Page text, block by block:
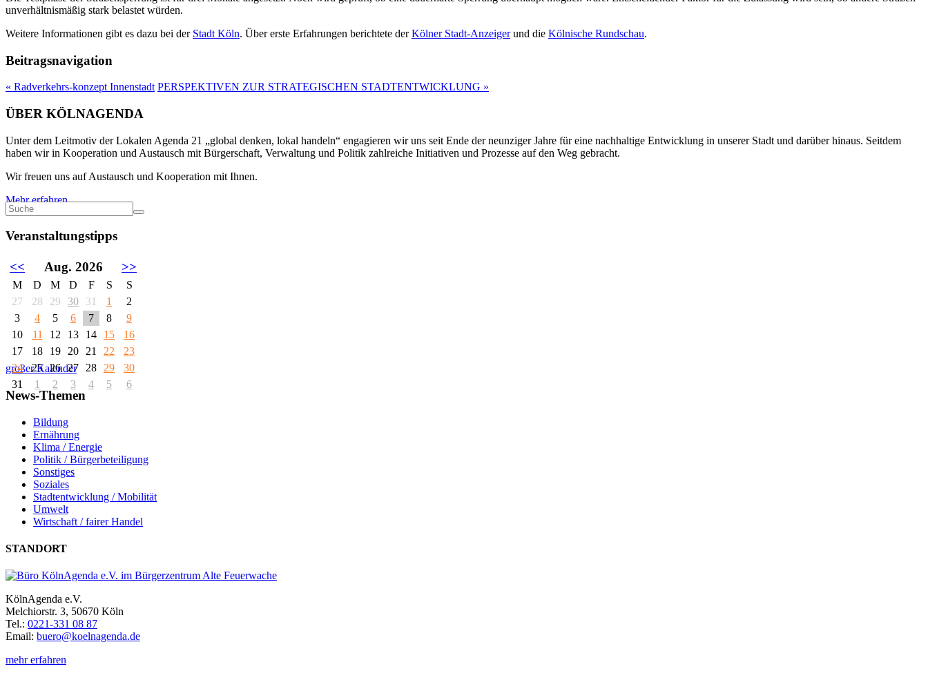
unverhältnismäßig stark belastet würden.
Weitere Informationen gibt es dazu bei der Stadt Köln. Über erste Erfahrungen berichtete derKölner Stadt-Anzeigerund die Kölnische Rundschau.
Beitragsnavigation
« Radverkehrs-konzept Innenstadt PERSPEKTIVEN ZUR STRATEGISCHEN STADTENTWICKLUNG »
ÜBER KÖLNAGENDA
Unter dem Leitmotiv der Lokalen Agenda 21 „global denken, lokal handeln“ engagieren wir uns seit Ende der neunziger Jahre für eine nachhaltige Entwicklung in unserer Stadt und darüber hinaus. Seitdem
haben wir in Kooperation und Austausch mit Bürgerschaft, Verwaltung und Politik zahlreiche Initiativen und Prozesse auf den Weg gebracht.
Wir freuen uns auf Austausch und Kooperation mit Ihnen.
Mehr erfahren
Veranstaltungstipps
<< Aug. 2026 >>
M D M D F S
S
27
28 29 30 31 1
2
3
4 5 6 7 8
9
10
11 12 13 14 15
16
17
18 19 20 21 22
23
24
25 26 27 28 29
30
31
1 2 3 4 5 6
großer Kalender
News-Themen
Bildung
Ernährung
Klima / Energie
Politik / Bürgerbeteiligung
Sonstiges
Soziales
Stadtentwicklung / Mobilität
Umwelt
Wirtschaft / fairer Handel
STANDORT
KölnAgenda e.V.
Melchiorstr. 3, 50670 Köln
Tel.: 0221-331 08 87
Email: buero@koelnagenda.de
mehr erfahren